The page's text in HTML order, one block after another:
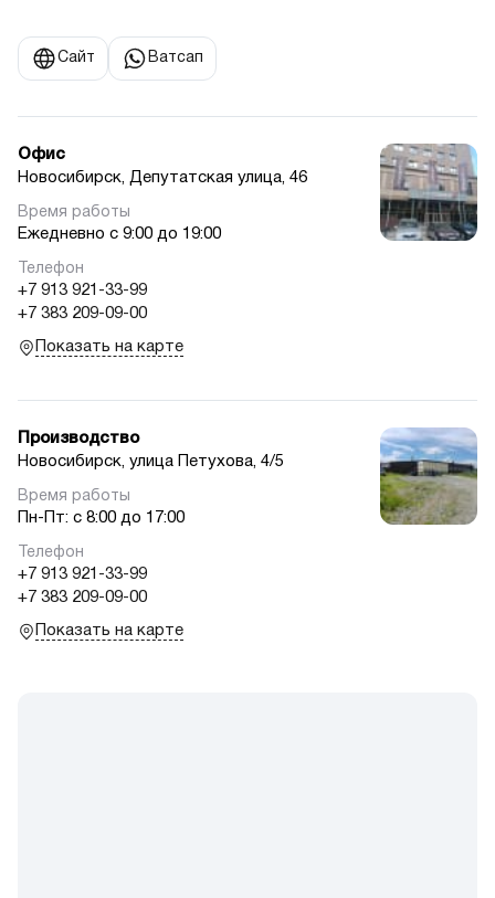
Сайт Ватсап
Офис
Новосибирск, Депутатская улица, 46
Ежедневно с 9:00 до 19:00
+7 913 921-33-99
+7 383 209-09-00
Показать на карте
Производство
Новосибирск, улица Петухова, 4/5
Пн-Пт: с 8:00 до 17:00
+7 913 921-33-99
+7 383 209-09-00
Показать на карте